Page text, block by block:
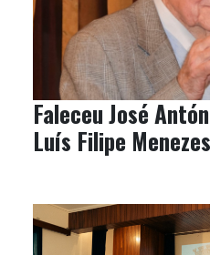
Faleceu José
Luís Filipe Menezes